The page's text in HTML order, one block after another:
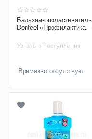
Бальзам-ополаскиватель
Donfeel «Профилактика
мл
Узнать о поступлении
Временно отсутствует